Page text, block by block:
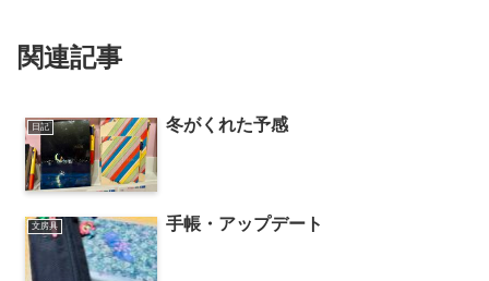
関連記事
日記 冬がくれた予感
文房具 手帳・アップデート